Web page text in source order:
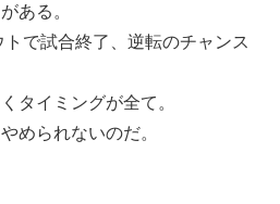
ある。
で試合終了、逆転のチャンス
タイミングが全て。
められないのだ。